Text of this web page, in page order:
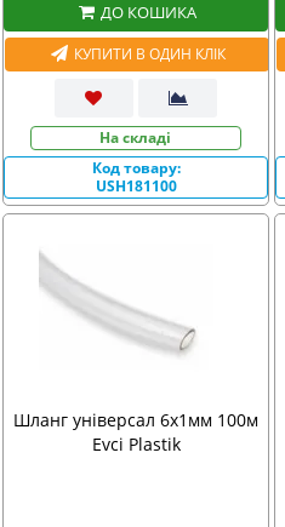
ДО КОШИКА
КУПИТИ В ОДИН КЛІК
На складі
Код товару:
USH181100
Шланг універсал 6х1мм 100м
Evci Plastik